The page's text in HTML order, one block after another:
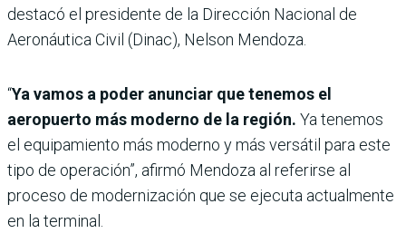
destacó el presidente de la Dirección Nacional de
Aeronáutica Civil (Dinac), Nelson Mendoza.
“Ya vamos a poder anunciar que tenemos el
aeropuerto más moderno de la región. Ya tenemos
el equipamiento más moderno y más versátil para este
tipo de operación”, afirmó Mendoza al referirse al
proceso de modernización que se ejecuta actualmente
en la terminal.